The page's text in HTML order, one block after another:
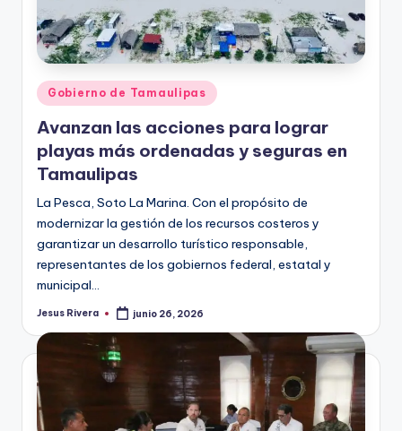
Publicado
en
Gobierno de Tamaulipas
Avanzan las acciones para lograr
playas más ordenadas y seguras en
Tamaulipas
La Pesca, Soto La Marina. Con el propósito de
modernizar la gestión de los recursos costeros y
garantizar un desarrollo turístico responsable,
representantes de los gobiernos federal, estatal y
municipal…
Publicado
Jesus Rivera junio 26, 2026